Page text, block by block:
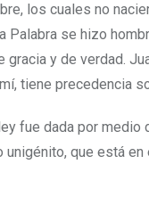
los cuales no
Palabra se hizo
y de verdad.
tiene precedencia
fue dada por
que está